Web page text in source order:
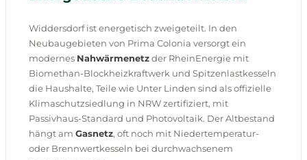
Widdersdorf ist energetisch zweigeteilt. In den
Neubaugebieten von Prima Colonia versorgt ein
modernes Nahwärmenetzder RheinEnergie mit
Biomethan-Blockheizkraftwerk und Spitzenlastkesseln
die Haushalte, Teile wie Unter Linden sind als offizielle
Klimaschutzsiedlung in NRW zertifiziert, mit
Passivhaus-Standard und Photovoltaik. Der Altbestand
hängt am Gasnetz, oft noch mit Niedertemperatur-
oder Brennwertkesseln bei durchwachsenem